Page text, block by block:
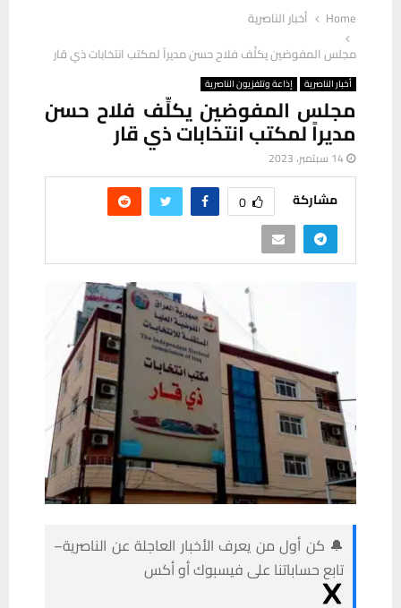
Home
أخبار الناصرية
مجلس المفوضين يكلِّف فلاح حسن مديراً لمكتب انتخابات ذي قار
أخبار الناصرية إذاعة وتلفزيون الناصرية
مجلس المفوضين يكلِّف فلاح حسن
مديراً لمكتب انتخابات ذي قار
14 سبتمبر، 2023
مشاركة 0
🔔 كن أول من يعرف الأخبار العاجلة عن الناصرية–
تابع حساباتنا على فيسبوك أو أكس